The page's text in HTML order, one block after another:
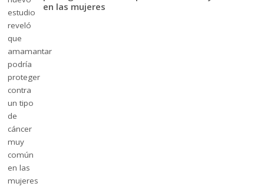
en las mujeres